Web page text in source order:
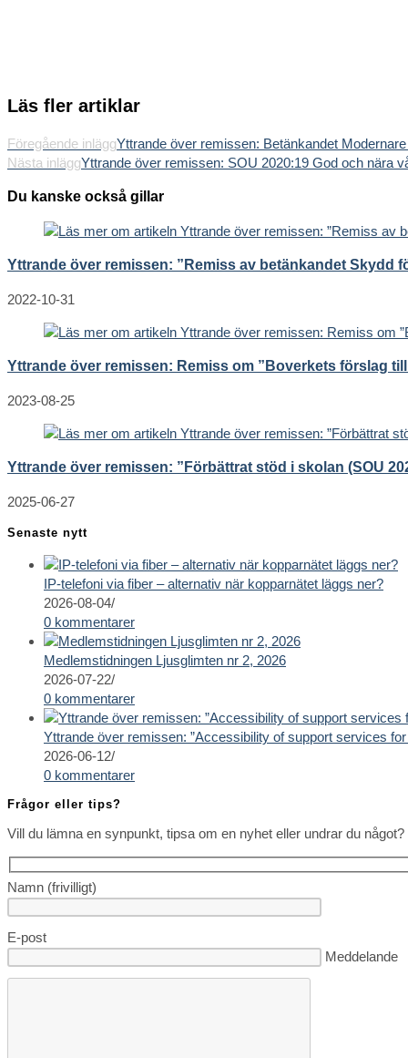
Läs fler artiklar
Föregående inläggYttrande över remissen: Betänkandet
Nästa inläggYttrande över remissen: SOU 2020:19 God och nära
Du kanske också gillar
Yttrande över remissen: ”Remiss av betänkandet Skydd
2022-10-31
Yttrande över remissen: Remiss om ”Boverkets förslag
2023-08-25
Yttrande över remissen: ”Förbättrat stöd i skolan (SOU
2025-06-27
Senaste nytt
IP-telefoni via fiber – alternativ när kopparnätet läggs ner?
2026-08-04/
0 kommentarer
Medlemstidningen Ljusglimten nr 2, 2026
2026-07-22/
0 kommentarer
Yttrande över remissen: ”Accessibility of support services
2026-06-12/
0 kommentarer
Frågor eller tips?
Vill du lämna en synpunkt, tipsa om en nyhet eller undrar du
Namn (frivilligt)
E-post
Lämna detta
Meddelande